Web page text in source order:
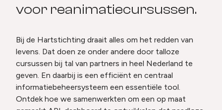
voor reanimatiecursussen.
Bij de Hartstichting draait alles om het redden van
levens. Dat doen ze onder andere door talloze
cursussen bij tal van partners in heel Nederland te
geven. En daarbij is een efficiënt en centraal
informatiebeheersysteem een essentiële tool.
Ontdek hoe we samenwerkten om een op maat